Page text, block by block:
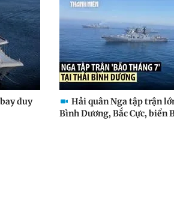
duy
Hải quân Nga tập trận
Bình Dương, Bắc Cực, biển